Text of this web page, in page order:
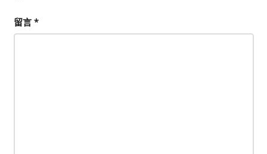
留言 *